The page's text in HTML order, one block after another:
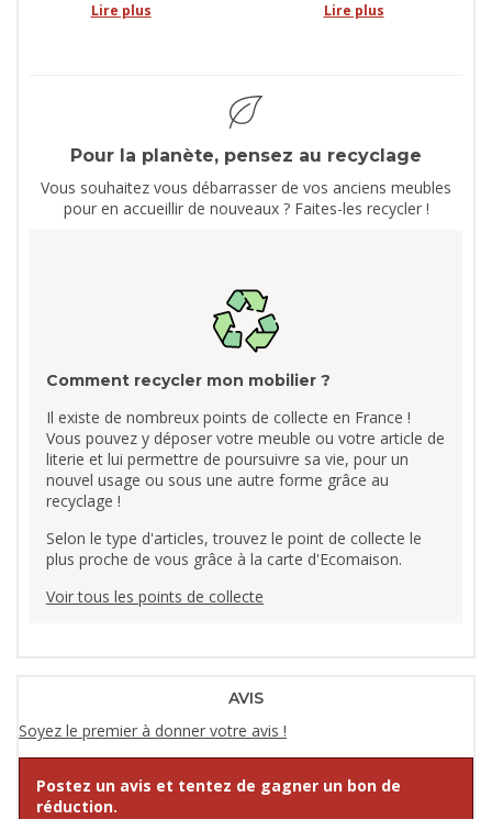
Lire plus
Lire plus
Pour la planète, pensez au recyclage
Vous souhaitez vous débarrasser de vos anciens meubles
pour en accueillir de nouveaux ? Faites-les recycler !
Comment recycler mon mobilier ?
Il existe de nombreux points de collecte en France !
Vous pouvez y déposer votre meuble ou votre article de
literie et lui permettre de poursuivre sa vie, pour un
nouvel usage ou sous une autre forme grâce au
recyclage !
Selon le type d'articles, trouvez le point de collecte le
plus proche de vous grâce à la carte d'Ecomaison.
Voir tous les points de collecte
AVIS
Soyez le premier à donner votre avis !
Postez un avis et tentez de gagner un bon de
réduction.